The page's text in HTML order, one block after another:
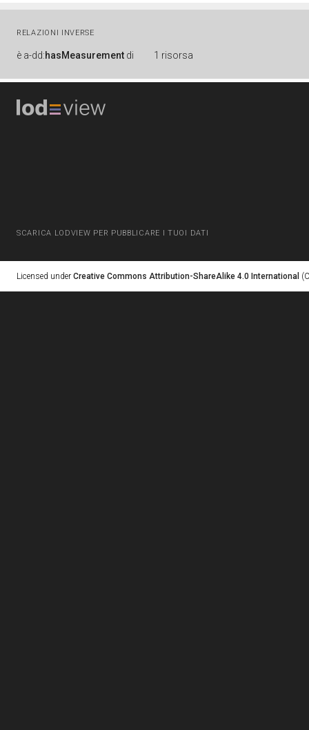
RELAZIONI INVERSE
è a-dd:hasMeasurement di 1 risorsa
SCARICA LODVIEW PER PUBBLICARE I TUOI DATI
Licensed under Creative Commons Attribution-ShareAlike 4.0 International